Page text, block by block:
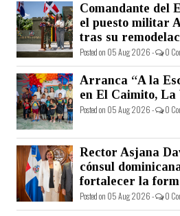
Comandante del
el puesto militar
tras su
Posted on 05 Aug 2026 - 0
Arranca “A la
en El Caimito, La
Posted on 05 Aug 2026 - 0
Rector Asjana
cónsul
fortalecer la
Posted on 05 Aug 2026 - 0